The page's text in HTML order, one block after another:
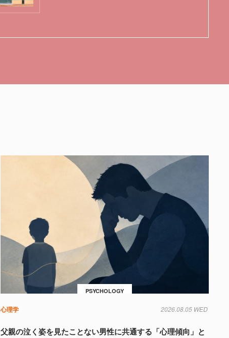
PSYCHOLOGY
心理学 2026.08.05 WED
父親の泣く姿を見たことない男性に共通する「心理傾向」と